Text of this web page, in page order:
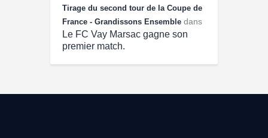
Tirage du second tour de la Coupe de
France - Grandissons Ensemble dans
Le FC Vay Marsac gagne son
premier match.